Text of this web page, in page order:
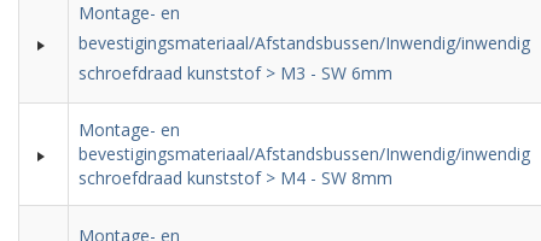
Montage- en
bevestigingsmateriaal/Afstandsbussen/Inwendig/inwendig
schroefdraad kunststof > M3 - SW 6mm
Montage- en
bevestigingsmateriaal/Afstandsbussen/Inwendig/inwendig
schroefdraad kunststof > M4 - SW 8mm
Montage- en